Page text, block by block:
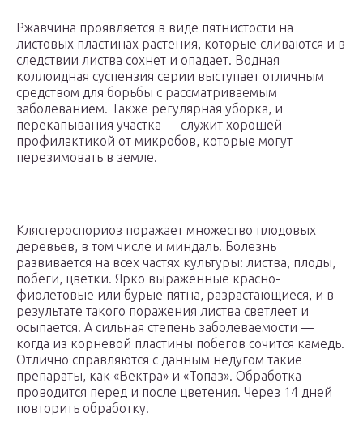
Ржавчина проявляется в виде пятнистости на
листовых пластинах растения, которые сливаются и в
следствии листва сохнет и опадает. Водная
коллоидная суспензия серии выступает отличным
средством для борьбы с рассматриваемым
заболеванием. Также регулярная уборка, и
перекапывания участка — служит хорошей
профилактикой от микробов, которые могут
перезимовать в земле.
Клястероспориоз поражает множество плодовых
деревьев, в том числе и миндаль. Болезнь
развивается на всех частях культуры: листва, плоды,
побеги, цветки. Ярко выраженные красно-
фиолетовые или бурые пятна, разрастающиеся, и в
результате такого поражения листва светлеет и
осыпается. А сильная степень заболеваемости —
когда из корневой пластины побегов сочится камедь.
Отлично справляются с данным недугом такие
препараты, как «Вектра» и «Топаз». Обработка
проводится перед и после цветения. Через 14 дней
повторить обработку.